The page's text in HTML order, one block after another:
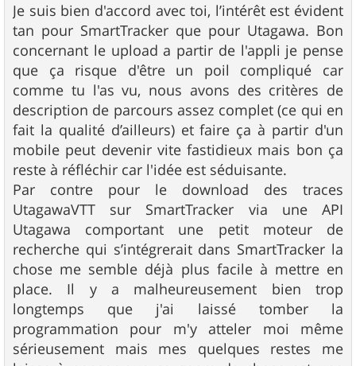
Je suis bien d'accord avec toi, l’intérêt est évident
tan pour SmartTracker que pour Utagawa. Bon
concernant le upload a partir de l'appli je pense
que ça risque d'être un poil compliqué car
comme tu l'as vu, nous avons des critères de
description de parcours assez complet (ce qui en
fait la qualité d’ailleurs) et faire ça à partir d'un
mobile peut devenir vite fastidieux mais bon ça
reste à réfléchir car l'idée est séduisante.
Par contre pour le download des traces
UtagawaVTT sur SmartTracker via une API
Utagawa comportant une petit moteur de
recherche qui s’intégrerait dans SmartTracker la
chose me semble déjà plus facile à mettre en
place. Il y a malheureusement bien trop
longtemps que j'ai laissé tomber la
programmation pour m'y atteler moi même
sérieusement mais mes quelques restes me